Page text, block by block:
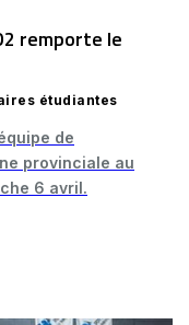
remporte le
étudiantes
de
provinciale au
6 avril.